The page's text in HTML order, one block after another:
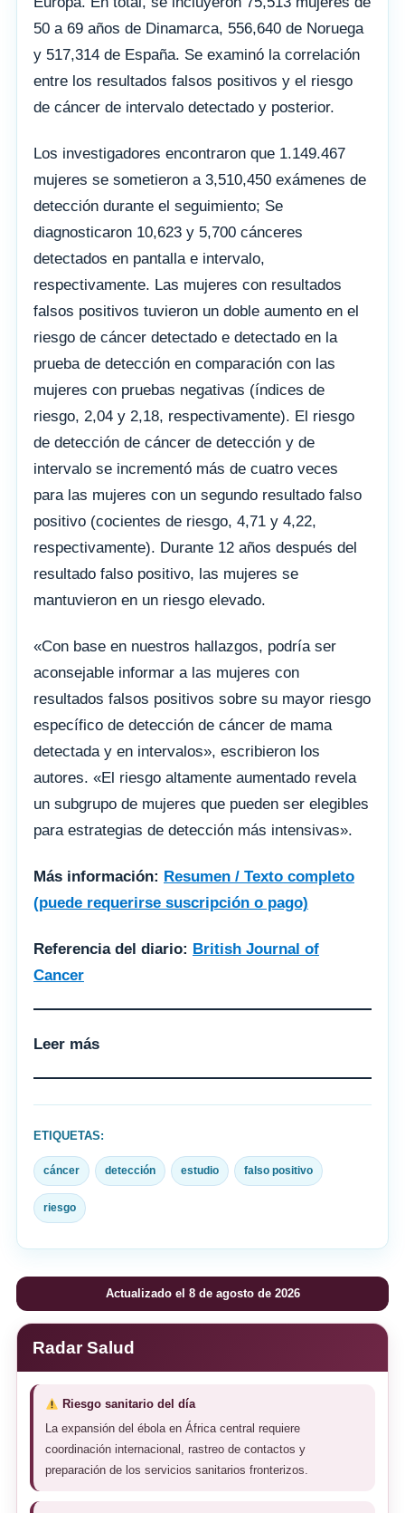
50 a 69 años de Dinamarca, 556,640 de Noruega
y 517,314 de España. Se examinó la correlación
entre los resultados falsos positivos y el riesgo
de cáncer de intervalo detectado y posterior.
Los investigadores encontraron que 1.149.467
mujeres se sometieron a 3,510,450 exámenes de
detección durante el seguimiento; Se
diagnosticaron 10,623 y 5,700 cánceres
detectados en pantalla e intervalo,
respectivamente. Las mujeres con resultados
falsos positivos tuvieron un doble aumento en el
riesgo de cáncer detectado e detectado en la
prueba de detección en comparación con las
mujeres con pruebas negativas (índices de
riesgo, 2,04 y 2,18, respectivamente). El riesgo
de detección de cáncer de detección y de
intervalo se incrementó más de cuatro veces
para las mujeres con un segundo resultado falso
positivo (cocientes de riesgo, 4,71 y 4,22,
respectivamente). Durante 12 años después del
resultado falso positivo, las mujeres se
mantuvieron en un riesgo elevado.
«Con base en nuestros hallazgos, podría ser
aconsejable informar a las mujeres con
resultados falsos positivos sobre su mayor riesgo
específico de detección de cáncer de mama
detectada y en intervalos», escribieron los
autores. «El riesgo altamente aumentado revela
un subgrupo de mujeres que pueden ser elegibles
para estrategias de detección más intensivas».
Más información: Resumen / Texto completo
(puede requerirse suscripción o pago)
Referencia del diario: British Journal of
Cancer
Leer más
ETIQUETAS:
cáncer detección estudio falso positivo
riesgo
Actualizado el 8 de agosto de 2026
Radar Salud
Riesgo sanitario del día
La expansión del ébola en África central requiere
coordinación internacional, rastreo de contactos y
preparación de los servicios sanitarios fronterizos.